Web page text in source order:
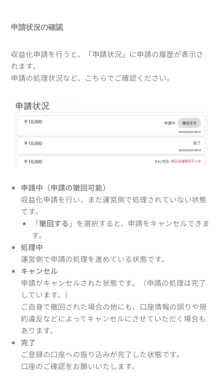
申請状況の確認
収益化申請を行うと、「申請状況」に申請の履歴が表示さ
れます。
申請の処理状況など、こちらでご確認ください。
申請中（申請の撤回可能）
収益化申請を行い、まだ運営側で処理されていない状態
です。
「撤回する 」を選択すると、申請をキャンセルできま
す。
処理中
運営側で申請の処理を進めている状態です。
キャンセル
申請がキャンセルされた状態です。（申請の処理は完了
しています。）
ご自身で撤回された場合の他にも、口座情報の誤りや規
約違反などによってキャンセルにさせていただく場合も
あります。
完了
ご登録の口座への振り込みが完了した状態です。
口座のご確認をお願いいたします。